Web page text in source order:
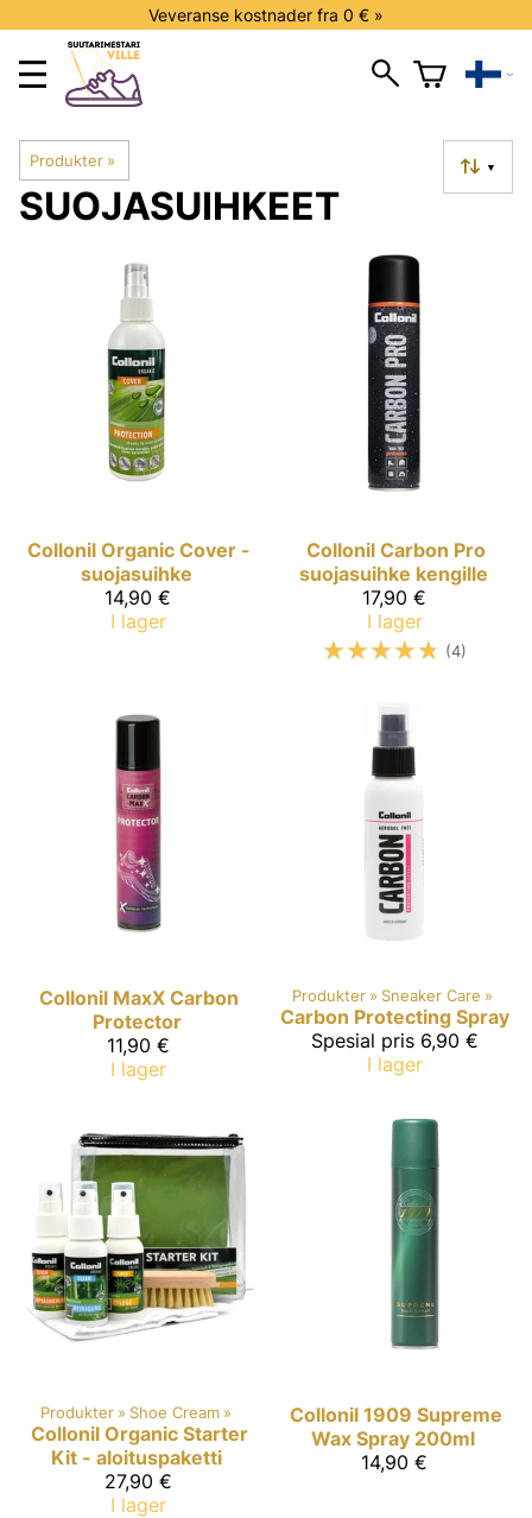
Veveranse kostnader fra 0 € »
Produkter ‪» ▼
SUOJASUIHKEET
Collonil Organic Cover -
suojasuihke
14,90 €
I lager
Collonil Carbon Pro
suojasuihke kengille
17,90 €
I lager
☆☆☆☆☆ (4)
Collonil MaxX Carbon
Protector
11,90 €
I lager
Produkter ‪» Sneaker Care ‪»
Carbon Protecting Spray
Spesial pris6,90 €
I lager
Produkter ‪» Shoe Cream ‪»
Collonil Organic Starter
Kit - aloituspaketti
27,90 €
I lager
Collonil 1909 Supreme
Wax Spray 200ml
14,90 €